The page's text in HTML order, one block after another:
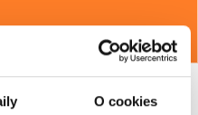
O cookies